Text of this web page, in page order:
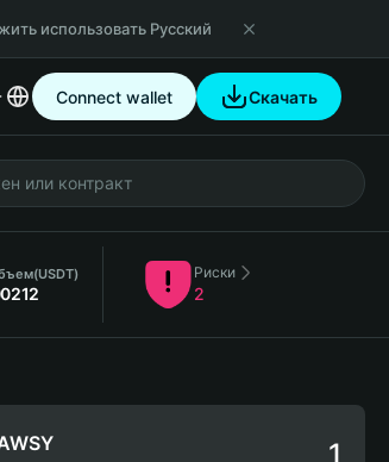
использовать Русский
Connect wallet Скачать
(USDT) Риски
2